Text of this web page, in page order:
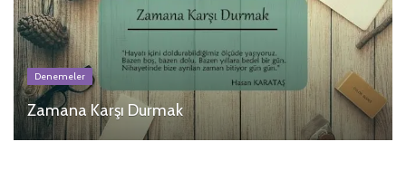
Denemeler
Zamana Karşı Durmak